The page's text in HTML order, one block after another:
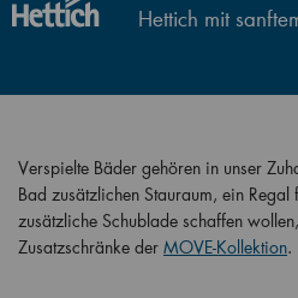
Hettich mit
Verspielte Bäder gehören in unser
Bad zusätzlichen Stauraum, ein
zusätzliche Schublade schaffen
Zusatzschränke der MOVE-Kollektion.